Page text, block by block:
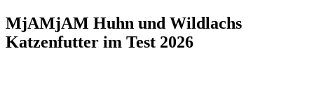
MjAMjAM Huhn und Wildlachs
Katzenfutter im Test 2026